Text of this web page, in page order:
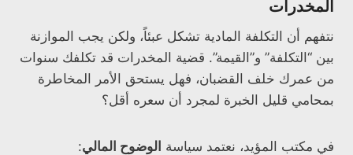
المخدرات
نتفهم أن التكلفة المادية تشكل عبئاً، ولكن يجب الموازنة
بين “التكلفة” و”القيمة”. قضية المخدرات قد تكلفك سنوات
من عمرك خلف القضبان، فهل يستحق الأمر المخاطرة
بمحامي قليل الخبرة لمجرد أن سعره أقل؟
في مكتب المؤيد، نعتمد سياسة الوضوح المالي: